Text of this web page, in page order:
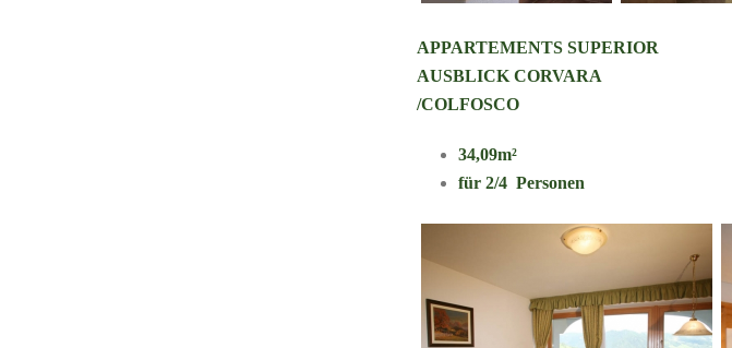
APPARTEMENTS SUPERIOR
AUSBLICK CORVARA
/COLFOSCO
34,09m²
für 2/4 Personen